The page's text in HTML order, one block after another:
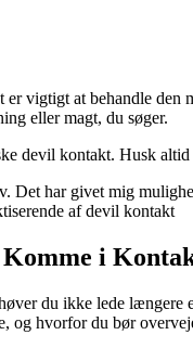
vigtigt at behandle
eller magt, du søger.
devil kontakt. Husk
har givet mig
af devil kontakt
i
du ikke lede
hvorfor du bør